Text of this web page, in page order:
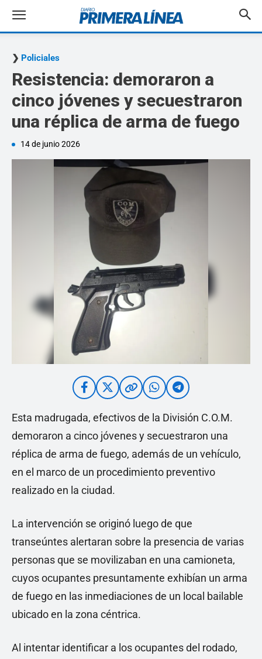
Policiales
Resistencia: demoraron a
cinco jóvenes y secuestraron
una réplica de arma de fuego
14 de junio 2026
Esta madrugada, efectivos de la División C.O.M.
demoraron a cinco jóvenes y secuestraron una
réplica de arma de fuego, además de un vehículo,
en el marco de un procedimiento preventivo
realizado en la ciudad.
La intervención se originó luego de que
transeúntes alertaran sobre la presencia de varias
personas que se movilizaban en una camioneta,
cuyos ocupantes presuntamente exhibían un arma
de fuego en las inmediaciones de un local bailable
ubicado en la zona céntrica.
Al intentar identificar a los ocupantes del rodado,